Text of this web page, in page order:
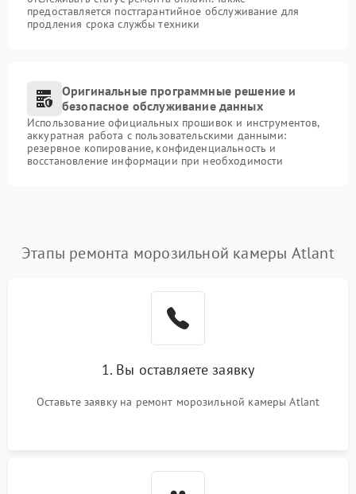
предоставляется постгарантийное обслуживание для
продления срока службы техники
Оригинальные программные решение и
безопасное обслуживание данных
Использование официальных прошивок и инструментов,
аккуратная работа с пользовательскими данными:
резервное копирование, конфиденциальность и
восстановление информации при необходимости
Этапы ремонта морозильной камеры Atlant
1. Вы оставляете заявку
Оставьте заявку на ремонт морозильной камеры Atlant